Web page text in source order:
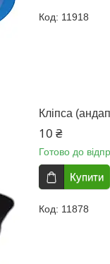
11918
Кліпса
10 ₴
Готово до
Купити
11878